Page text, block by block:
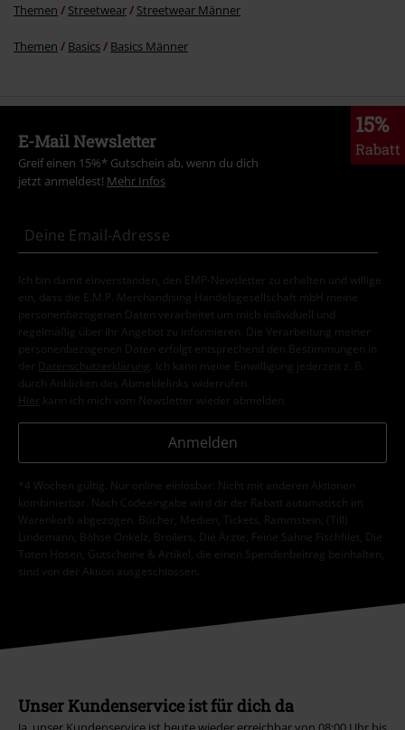
Themen Streetwear Streetwear Männer
Themen Basics Basics Männer
15%
Rabatt
E-Mail Newsletter
Greif einen 15%* Gutschein ab, wenn du dich
jetzt anmeldest! Mehr Infos
Ich bin damit einverstanden, den EMP-Newsletter zu erhalten und willige
ein, dass die E.M.P. Merchandising Handelsgesellschaft mbH meine
personenbezogenen Daten verarbeitet um mich individuell und
regelmäßig über ihr Angebot zu informieren. Die Verarbeitung meiner
personenbezogenen Daten erfolgt entsprechend den Bestimmungen in
der
Datenschutzerklärung
. Ich kann meine Einwilligung jederzeit z. B.
durch Anklicken des Abmeldelinks widerrufen.
Hier kann ich mich vom Newsletter wieder abmelden.
Anmelden
*4 Wochen gültig. Nur online einlösbar. Nicht mit anderen Aktionen
kombinierbar. Nach Codeeingabe wird dir der Rabatt automatisch im
Warenkorb abgezogen. Bücher, Medien, Tickets, Rammstein, (Till)
Lindemann, Böhse Onkelz, Broilers, Die Ärzte, Feine Sahne Fischfilet, Die
Toten Hosen, Gutscheine & Artikel, die einen Spendenbeitrag beinhalten,
sind von der Aktion ausgeschlossen.
Unser Kundenservice ist für dich da